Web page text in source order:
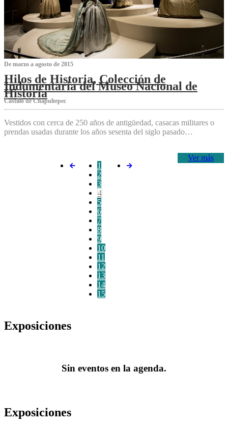
De marzo a agosto de 2015
Hilos de Historia, Colección de
Indumentaria del Museo Nacional de
Historia
Castillo de Chapultepec
Vestidos con cerca de 250 años de antigüedad, casacas militares o
prendas usadas durante los años sesenta del siglo pasado…
Ver más
1
2
3
4
5
6
7
8
9
10
11
12
13
14
15
Exposiciones
Sin eventos en la agenda.
Exposiciones